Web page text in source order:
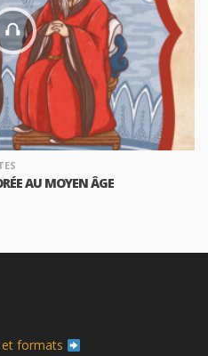
AU MOYEN ÂGE
et formats